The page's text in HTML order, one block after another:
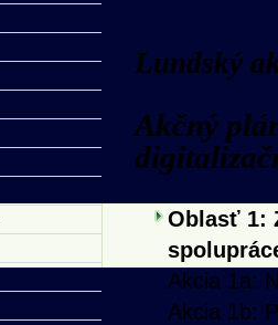
Lundský
Akčný
Oblasť 1:
Akcia 1a:
Akcia 1b: